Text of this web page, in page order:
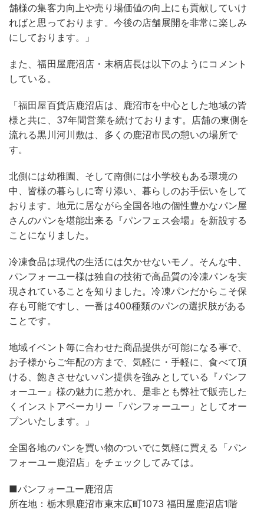
舗様の集客力向上や売り場価値の向上にも貢献していけ
ればと思っております。今後の店舗展開を非常に楽しみ
にしております。」
また、福田屋鹿沼店・末柄店長は以下のようにコメント
している。
「福田屋百貨店鹿沼店は、鹿沼市を中心とした地域の皆
様と共に、37年間営業を続けております。店舗の東側を
流れる黒川河川敷は、多くの鹿沼市民の憩いの場所で
す。
北側には幼稚園、そして南側には小学校もある環境の
中、皆様の暮らしに寄り添い、暮らしのお手伝いをして
おります。地元に居ながら全国各地の個性豊かなパン屋
さんのパンを堪能出来る『パンフェス会場』を新設する
ことになりました。
冷凍食品は現代の生活には欠かせないモノ。そんな中、
パンフォーユー様は独自の技術で高品質の冷凍パンを実
現されていることを知りました。冷凍パンだからこそ保
存も可能ですし、一番は400種類のパンの選択肢がある
ことです。
地域イベント毎に合わせた商品提供が可能になる事で、
お子様からご年配の方まで、気軽に・手軽に、食べて頂
ける、飽きさせないパン提供を強みとしている『パンフ
ォーユー』様の魅力に惹かれ、是非とも弊社で販売した
くインストアベーカリー「パンフォーユー」としてオー
プンいたします。」
全国各地のパンを買い物のついでに気軽に買える「パン
フォーユー鹿沼店」をチェックしてみては。
■パンフォーユー鹿沼店
所在地：栃木県鹿沼市東末広町1073 福田屋鹿沼店1階